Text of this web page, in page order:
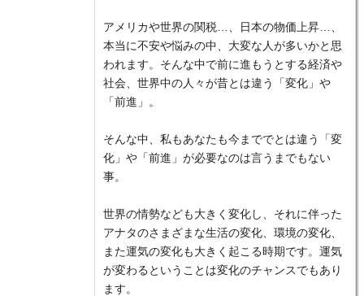
アメリカや世界の関税…、日本の物価上昇…、
本当に不安や悩みの中、大変な人が多いかと思
われます。そんな中で前に進もうとする経済や
社会、世界中の人々が昔とは違う「変化」や
「前進」。
そんな中、私もあなたも今まででとは違う「変
化」や「前進」が必要なのは言うまでもない
事。
世界の情勢なども大きく変化し、それに伴った
アナタのさまざまな生活の変化、環境の変化、
また運気の変化も大きく起こる時期です。運気
が変わるということは変化のチャンスでもあり
ます。